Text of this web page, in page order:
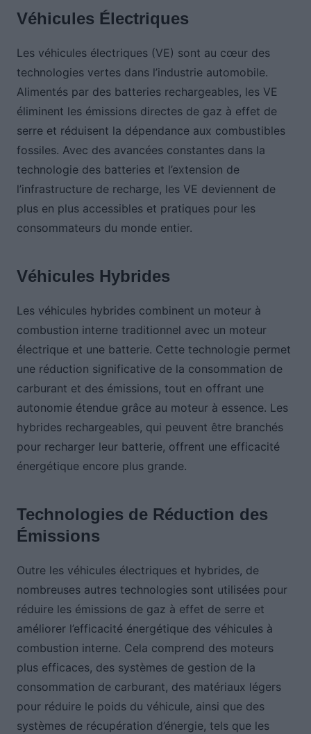
Véhicules Électriques
Les véhicules électriques (VE) sont au cœur des
technologies vertes dans l’industrie automobile.
Alimentés par des batteries rechargeables, les VE
éliminent les émissions directes de gaz à effet de
serre et réduisent la dépendance aux combustibles
fossiles. Avec des avancées constantes dans la
technologie des batteries et l’extension de
l’infrastructure de recharge, les VE deviennent de
plus en plus accessibles et pratiques pour les
consommateurs du monde entier.
Véhicules Hybrides
Les véhicules hybrides combinent un moteur à
combustion interne traditionnel avec un moteur
électrique et une batterie. Cette technologie permet
une réduction significative de la consommation de
carburant et des émissions, tout en offrant une
autonomie étendue grâce au moteur à essence. Les
hybrides rechargeables, qui peuvent être branchés
pour recharger leur batterie, offrent une efficacité
énergétique encore plus grande.
Technologies de Réduction des
Émissions
Outre les véhicules électriques et hybrides, de
nombreuses autres technologies sont utilisées pour
réduire les émissions de gaz à effet de serre et
améliorer l’efficacité énergétique des véhicules à
combustion interne. Cela comprend des moteurs
plus efficaces, des systèmes de gestion de la
consommation de carburant, des matériaux légers
pour réduire le poids du véhicule, ainsi que des
systèmes de récupération d’énergie, tels que les